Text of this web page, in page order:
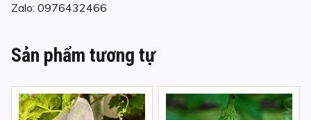
Zalo: 0976432466
Sản phẩm tương tự